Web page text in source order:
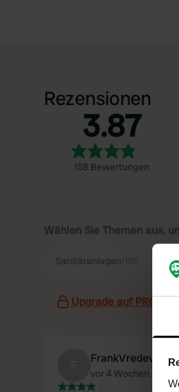
Rezensionen
3.87
158 Bewertungen
Wählen Sie Themen aus,
Sanitäranlagen
Upgrade auf PRO+
FrankVredeveld
vor 4 Wochen